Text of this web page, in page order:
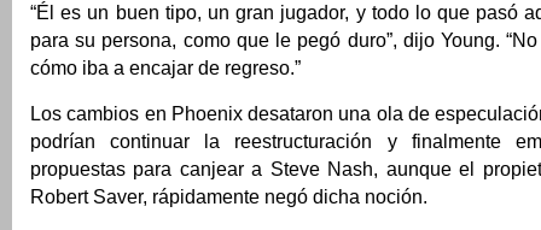
“Él es un buen tipo, un gran jugador, y todo lo que pasó
para su persona, como que le pegó duro”, dijo Young.
cómo iba a encajar de regreso.”
Los cambios en Phoenix desataron una ola de
podrían continuar la reestructuración y finalmente
propuestas para canjear a Steve Nash, aunque el
Robert Saver, rápidamente negó dicha noción.